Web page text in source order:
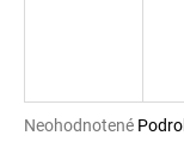
Priemerné
Neohodnotené